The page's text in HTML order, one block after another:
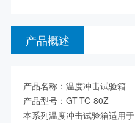
产品概述
产品名称：温度冲击试验箱
产品型号：GT-TC-80Z
本系列温度冲击试验箱适用